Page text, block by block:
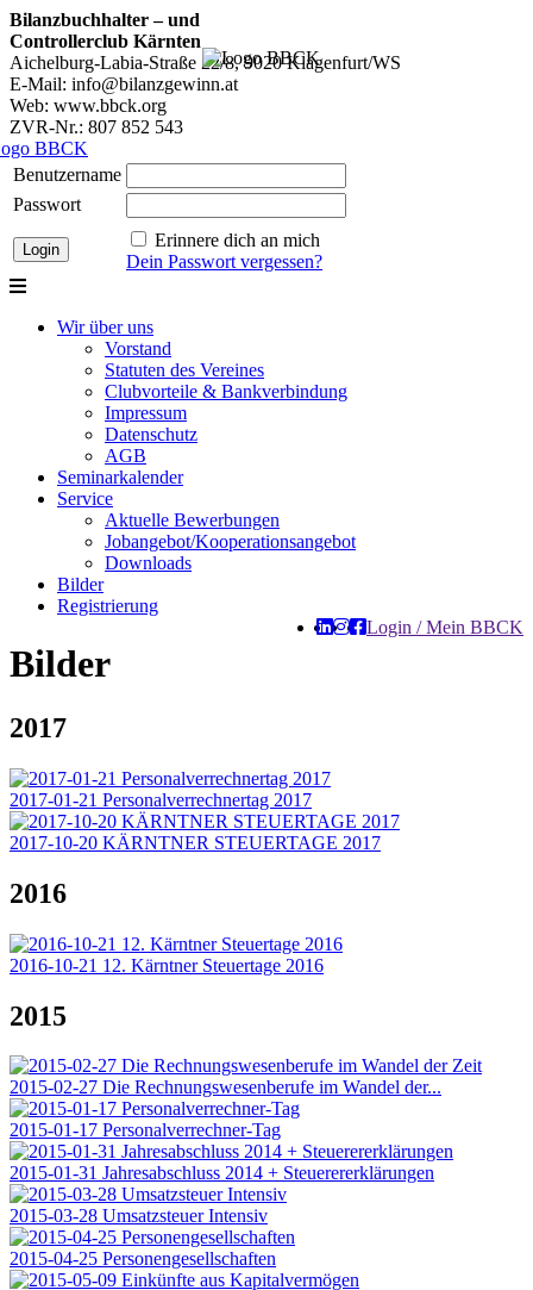
Bilanzbuchhalter – und
Controllerclub Kärnten
Aichelburg-Labia-Straße 22/8, 9020 Klagenfurt/WS
E-Mail: info@bilanzgewinn.at
Web: www.bbck.org
ZVR-Nr.: 807 852 543
Benutzername
Passwort
Erinnere dich an mich
Dein Passwort vergessen?
Wir über uns
Vorstand
Statuten des Vereines
Clubvorteile & Bankverbindung
Impressum
Datenschutz
AGB
Seminarkalender
Service
Aktuelle Bewerbungen
Jobangebot/Kooperationsangebot
Downloads
Bilder
Registrierung
Login / Mein BBCK
Bilder
2017
2017-01-21 Personalverrechnertag 2017
2017-10-20 KÄRNTNER STEUERTAGE 2017
2016
2016-10-21 12. Kärntner Steuertage 2016
2015
2015-02-27 Die Rechnungswesenberufe im Wandel der...
2015-01-17 Personalverrechner-Tag
2015-01-31 Jahresabschluss 2014 + Steuerererklärungen
2015-03-28 Umsatzsteuer Intensiv
2015-04-25 Personengesellschaften